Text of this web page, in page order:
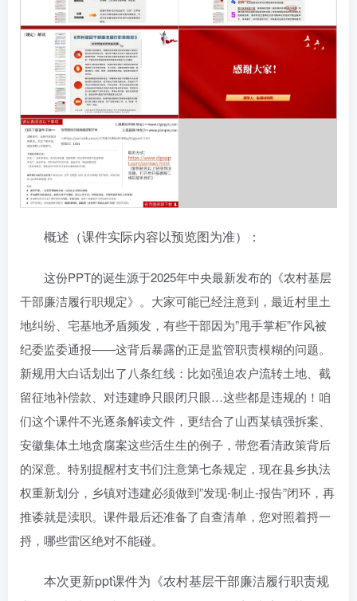
概述（课件实际内容以预览图为准）：
这份PPT的诞生源于2025年中央最新发布的《农村基层
干部廉洁履行职规定》。大家可能已经注意到，最近村里土
地纠纷、宅基地矛盾频发，有些干部因为”甩手掌柜”作风被
纪委监委通报——这背后暴露的正是监管职责模糊的问题。
新规用大白话划出了八条红线：比如强迫农户流转土地、截
留征地补偿款、对违建睁只眼闭只眼…这些都是违规的！咱
们这个课件不光逐条解读文件，更结合了山西某镇强拆案、
安徽集体土地贪腐案这些活生生的例子，带您看清政策背后
的深意。特别提醒村支书们注意第七条规定，现在县乡执法
权重新划分，乡镇对违建必须做到”发现-制止-报告”闭环，再
推诿就是渎职。课件最后还准备了自查清单，您对照着捋一
捋，哪些雷区绝对不能碰。
本次更新ppt课件为《农村基层干部廉洁履行职责规